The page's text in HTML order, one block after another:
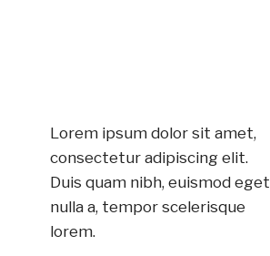
Lorem ipsum dolor sit amet,
consectetur adipiscing elit.
Duis quam nibh, euismod eget
nulla a, tempor scelerisque
lorem.